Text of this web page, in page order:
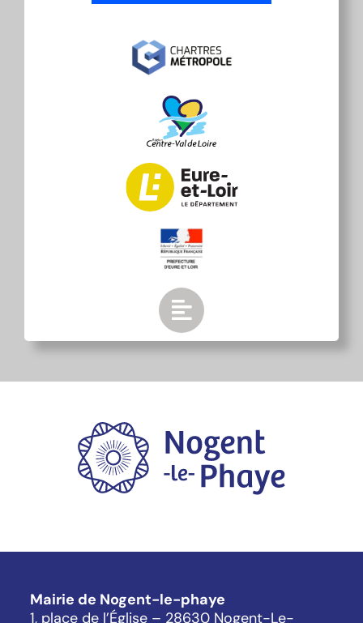
Mairie de Nogent-le-phaye
1, place de l’Église – 28630 Nogent-Le-